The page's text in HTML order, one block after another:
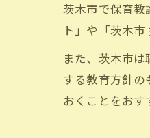
茨木市で保育教
ト」や「茨木
また、茨木市
する教育方針
おくことをおす